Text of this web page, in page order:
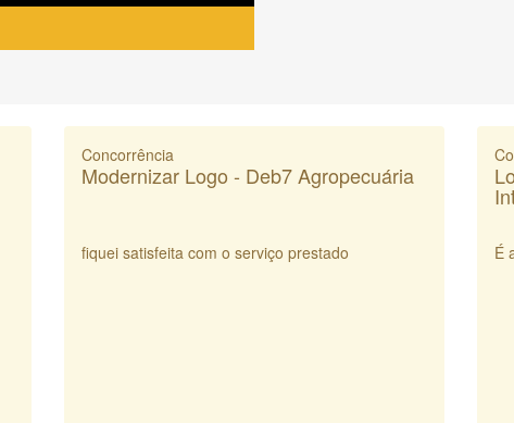
Concorrência
Modernizar Logo - Deb7 Agropecuária
fiquei satisfeita com o serviço prestado É